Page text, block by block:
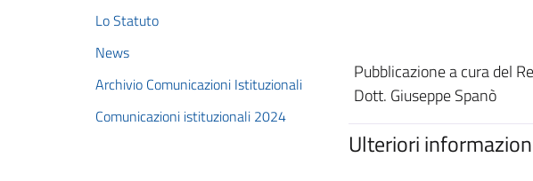
Lo Statuto
News
Archivio Comunicazioni Istituzionali
Comunicazioni istituzionali 2024
Pubblicazione a cura del
Dott. Giuseppe Spanò
Ulteriori